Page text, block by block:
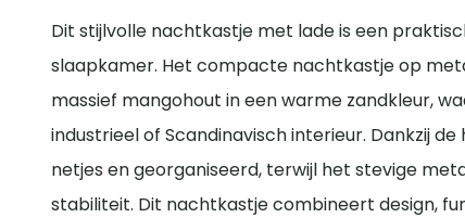
Dit stijlvolle nachtkastje met lade is een
slaapkamer. Het compacte nachtkastje op
massief mangohout in een warme zandkleur,
industrieel of Scandinavisch interieur. Dankzij
netjes en georganiseerd, terwijl het stevige
stabiliteit. Dit nachtkastje combineert design,